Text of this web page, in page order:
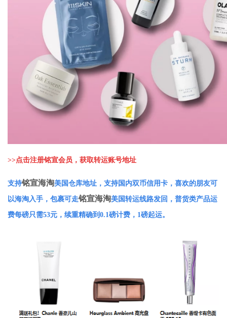
>>点击注册铭宣会员，获取转运账号地址
支持铭宣海淘美国仓库地址，支持国内双币信用卡，喜欢的朋友可
以海淘入手，包裹可走铭宣海淘美国转运线路发回，普货类产品运
费每磅只需53元，续重精确到0.1磅计费，1磅起运。